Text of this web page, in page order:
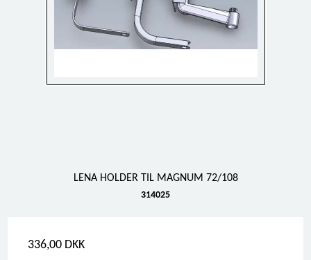
LENA HOLDER TIL MAGNUM 72/108
314025
336,00 DKK